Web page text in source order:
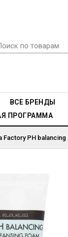
ВСЕ БРЕНДЫ
ПРОГРАММА
PH